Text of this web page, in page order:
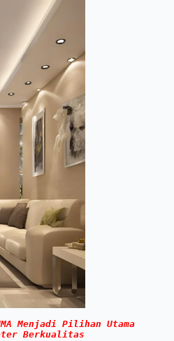
Menjadi Pilihan Utama
Berkualitas